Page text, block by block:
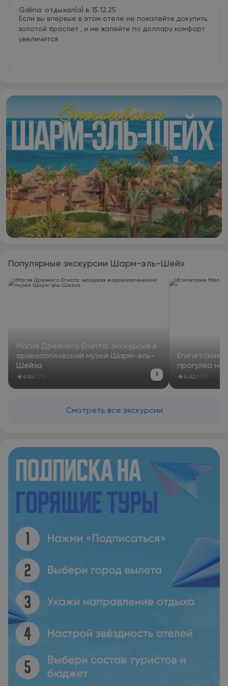
Galina: отдыхал(а) в 15.12.25
Если вы впервые в этом отеле не пожалейте докупить
золотой браслет , и не жалейте по доллару комфорт
увеличится
Популярные экскурсии Шарм-эль-Шейх
Магия Древнего Египта: экскурсия в
археологический музей Шарм-эль-
Шейха
★4.96(121) ›
Египетские
прогулка на
★4.62 (139)
Смотреть все экскурсии